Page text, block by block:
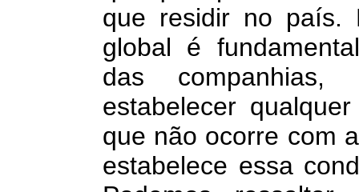
que residir no país.
global é
das companhias,
estabelecer
que não ocorre com
estabelece essa